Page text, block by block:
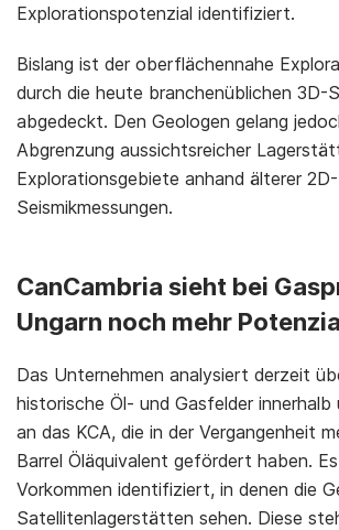
Explorationspotenzial identifiziert.
Bislang ist der oberflächennahe
durch die heute branchenüblichen 3D-
abgedeckt. Den Geologen gelang
Abgrenzung aussichtsreicher
Explorationsgebiete anhand älterer 2D-
Seismikmessungen.
CanCambria sieht bei
Ungarn noch mehr
Das Unternehmen analysiert derzeit
historische Öl- und Gasfelder innerhalb
an das KCA, die in der Vergangenheit
Barrel Öläquivalent gefördert haben.
Vorkommen identifiziert, in denen die
Satellitenlagerstätten sehen. Diese